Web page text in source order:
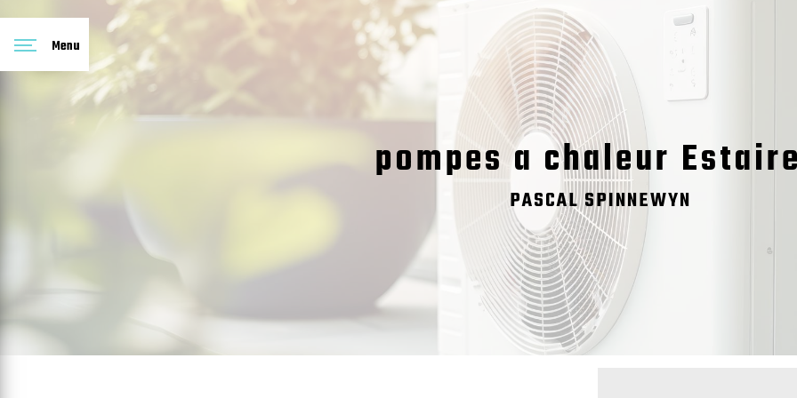
Menu
pompes a chaleur
PASCAL SPINNEWYN
Panneau de gestion des cookies